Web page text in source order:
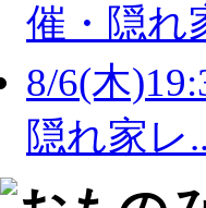
催・隠れ
8/6(木
隠れ家レ